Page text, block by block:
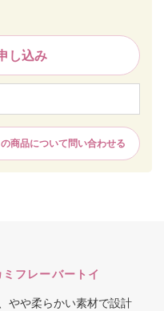
し込み
商品について問い合わせる
フレーバートイ
やや柔らかい素材で設計